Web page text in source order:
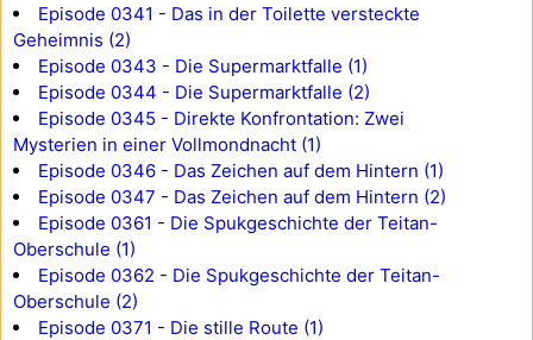
Episode 0341 - Das in der Toilette versteckte
Geheimnis (2)
Episode 0343 - Die Supermarktfalle (1)
Episode 0344 - Die Supermarktfalle (2)
Episode 0345 - Direkte Konfrontation: Zwei
Mysterien in einer Vollmondnacht (1)
Episode 0346 - Das Zeichen auf dem Hintern (1)
Episode 0347 - Das Zeichen auf dem Hintern (2)
Episode 0361 - Die Spukgeschichte der Teitan-
Oberschule (1)
Episode 0362 - Die Spukgeschichte der Teitan-
Oberschule (2)
Episode 0371 - Die stille Route (1)